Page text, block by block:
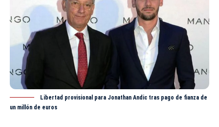
Libertad provisional para Jonathan Andic tras pago de fianza de
un millón de euros